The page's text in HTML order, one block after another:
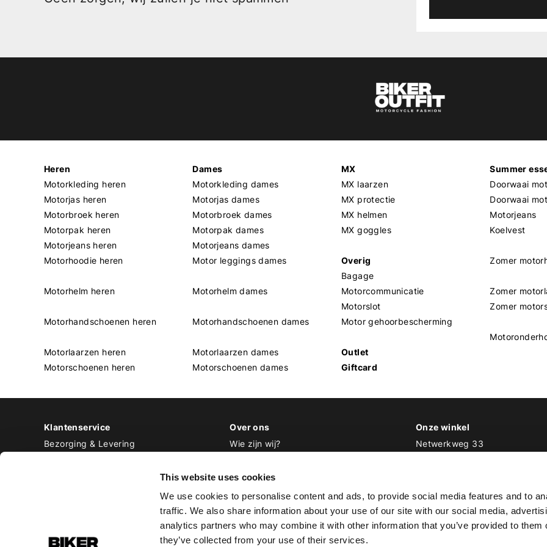
This website uses cookies
We use cookies to personalise content and ads, to provide social media features and to
traffic. We also share information about your use of our site with our social media,
analytics partners who may combine it with other information that you’ve provided to them
they’ve collected from your use of their services.
Heren
Motorkleding heren
Motorjas heren
Motorbroek heren
Motorpak heren
Motorjeans heren
Motorhoodie heren
Motorhelm heren
Motorhandschoenen heren
Motorlaarzen heren
Motorschoenen heren
Dames
Motorkleding dames
Motorjas dames
Motorbroek dames
Motorpak dames
Motorjeans dames
Motor leggings dames
Motorhelm dames
Motorhandschoenen dames
Motorlaarzen dames
Motorschoenen dames
MX
MX laarzen
MX protectie
MX helmen
MX goggles
Overig
Bagage
Motorcommunicatie
Motorslot
Motor gehoorbescherming
Outlet
Giftcard
Summer
Doorwaai
Doorwaai
Motorjeans
Koelvest
Zomer
Zomer
Zomer
Klantenservice
Bezorging & Levering
Privacy Policy
Over ons
Wie zijn wij?
Werken bij Biker Outfit
Onze winkel
Netwerkweg 33
T 020 493 03 67